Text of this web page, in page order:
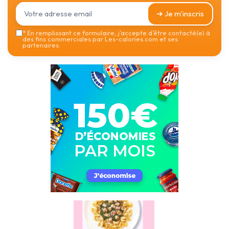
➔ Je m'inscris
*En remplissant ce formulaire, j’accepte d’être contacté(e) à
des fins commerciales par Les-calories.com et ses
partenaires.